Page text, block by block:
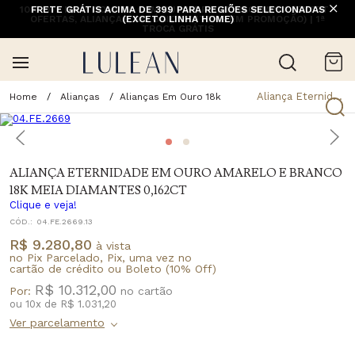
10% OFF NA 1ª COMPRA COM CUPOM PRIMEIRACOMPRA (EXCETO
OFERTAS, ALIANÇAS, RELÓGIOS E ITENS EM PROMOÇÃO) | 1ª
TROCA GRÁTIS
FRETE GRÁTIS ACIMA DE 399 PARA REGIÕES SELECIONADAS
(EXCETO LINHA HOME)
Alianças Alianças Em Ouro 18k Aliança Eternidade Em Ouro Amarelo E Branco 18K Meia Diamantes 0,162Ct
ALIANÇA ETERNIDADE EM OURO AMARELO E BRANCO
18K MEIA DIAMANTES 0,162CT
Clique e veja!
CÓD.: 04.FE.2669.13
R$ 9.280,80 à vista
no Pix Parcelado, Pix, uma vez no
cartão de crédito ou Boleto (10% Off)
Por: R$ 10.312,00
ou 10x de R$ 1.031,20